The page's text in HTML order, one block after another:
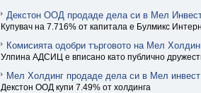
Декстон ООД продаде дела си в Мел
Купувач на 7.716% от капитала е Булмикс
Комисията одобри търговото на Мел
Улпина АДСИЦ е вписано като публично
Мел Холдинг продаде дела си в Мел инвест
Декстон ООД купи 7.49% от холдинга